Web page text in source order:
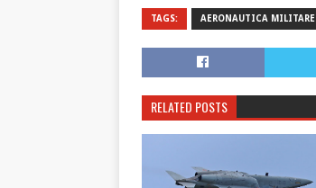
TAGS: AERONAUTICA MILITARE
RELATED POSTS